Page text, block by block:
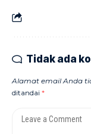
Tidak ada
Alamat email Anda
ditandai *